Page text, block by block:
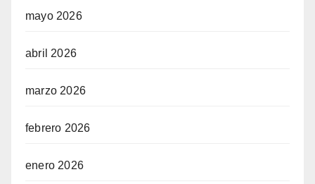
mayo 2026
abril 2026
marzo 2026
febrero 2026
enero 2026